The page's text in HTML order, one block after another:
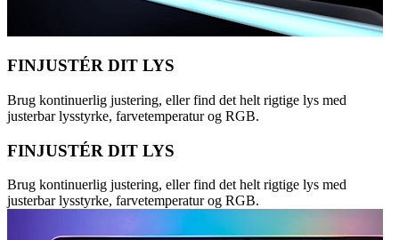
FINJUSTÉR DIT LYS
Brug kontinuerlig justering, eller find det helt rigtige lys med
justerbar lysstyrke, farvetemperatur og RGB.
FINJUSTÉR DIT LYS
Brug kontinuerlig justering, eller find det helt rigtige lys med
justerbar lysstyrke, farvetemperatur og RGB.